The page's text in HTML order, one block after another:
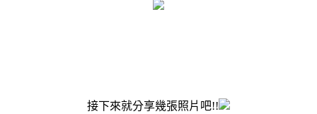
接下來就分享幾張照片吧!!